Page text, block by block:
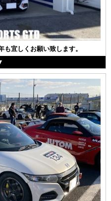
宜しくお願い致します。